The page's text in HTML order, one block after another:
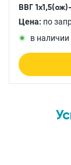
ВВГ
Цена: по
в наличии